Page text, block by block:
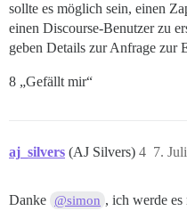
sollte es möglich sein, einen
einen Discourse-Benutzer zu
geben Details zur Anfrage zur
8 „Gefällt mir“
aj_silvers (AJ Silvers) 7.
4
Danke @simon , ich werde